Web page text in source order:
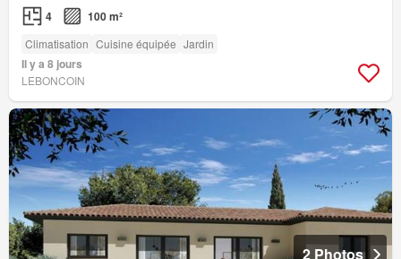
4 100 m²
Climatisation Cuisine équipée Jardin
Il y a 8 jours
LEBONCOIN
2 Photos